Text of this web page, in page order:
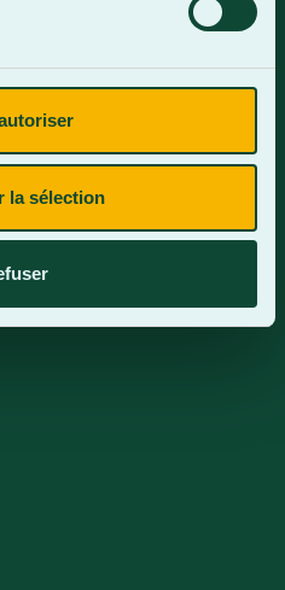
la sélection
Contactez-nous